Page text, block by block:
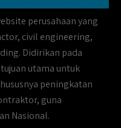
perusahaan yang
civil engineering,
Didirikan pada
utama untuk
peningkatan
guna
Nasional.